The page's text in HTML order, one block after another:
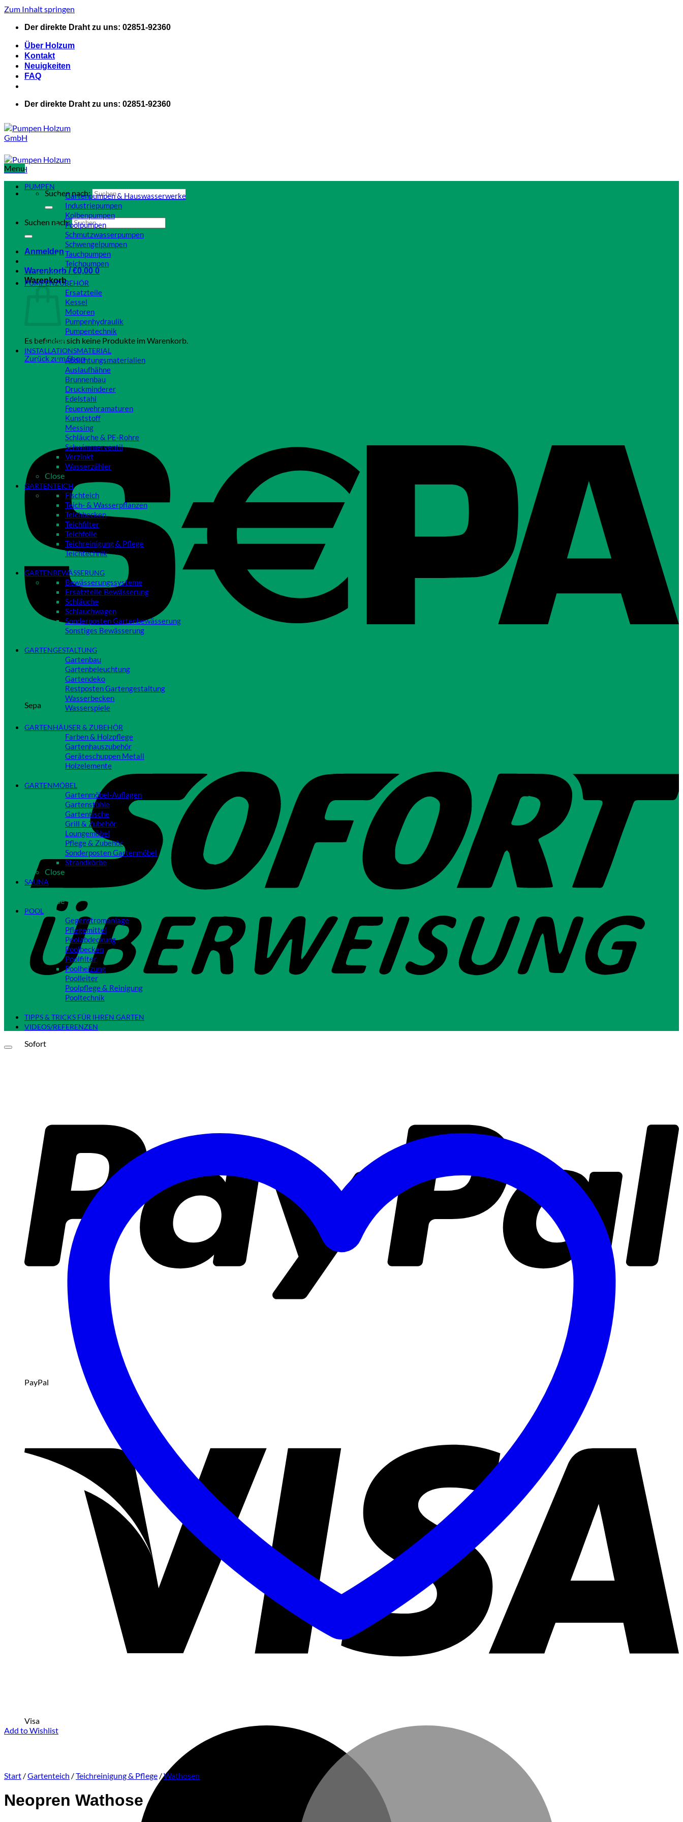
Zum Inhalt springen
Der direkte Draht zu uns: 02851-92360
Über Holzum
Kontakt
Neuigkeiten
FAQ
Der direkte Draht zu uns: 02851-92360
Suchen nach:
Suchen nach:
Anmelden
Warenkorb /€0,00 0
Warenkorb
Es befinden sich keine Produkte im Warenkorb.
Zurück zum Shop
Sepa
Sofort
PayPal
Visa
Menu
PUMPEN
Gartenpumpen & Hauswasserwerke
Industriepumpen
Kolbenpumpen
Poolpumpen
Schmutzwasserpumpen
Schwengelpumpen
Tauchpumpen
Teichpumpen
Close
PUMPENZUBEHÖR
Ersatzteile
Kessel
Motoren
Pumpenhydraulik
Pumpentechnik
Close
INSTALLATIONSMATERIAL
Abdichtungsmaterialien
Auslaufhähne
Brunnenbau
Druckminderer
Edelstahl
Feuerwehramaturen
Kunststoff
Messing
Schläuche & PE-Rohre
Schwimmerventil
Verzinkt
Wasserzähler
Close
GARTENTEICH
Fischteich
Teich- & Wasserpflanzen
Teichbecken
Teichfilter
Teichfolie
Teichreinigung & Pflege
Teichtechnik
GARTENBEWÄSSERUNG
Bewässerungssysteme
Ersatzteile Bewässerung
Schläuche
Schlauchwagen
Sonderposten Gartenbewässerung
Sonstiges Bewässerung
GARTENGESTALTUNG
Gartenbau
Gartenbeleuchtung
Gartendeko
Restposten Gartengestaltung
Wasserbecken
Wasserspiele
GARTENHÄUSER & ZUBEHÖR
Farben & Holzpflege
Gartenhauszubehör
Geräteschuppen Metall
Holzelemente
GARTENMÖBEL
Gartenmöbel-Auflagen
Gartenstühle
Gartentische
Grill & Zubehör
Loungemöbel
Pflege & Zubehör
Sonderposten Gartenmöbel
Strandkörbe
Close
SAUNA
Close
POOL
Gegenstromanlage
Pflegemittel
Poolabdeckung
Poolbecken
Poolfilter
Poolheizung
Poolleiter
Poolpflege & Reinigung
Pooltechnik
TIPPS & TRICKS FÜR IHREN GARTEN
VIDEOS/REFERENZEN
Add to Wishlist
Start /Gartenteich /Teichreinigung & Pflege /Wathosen
Neopren Wathose